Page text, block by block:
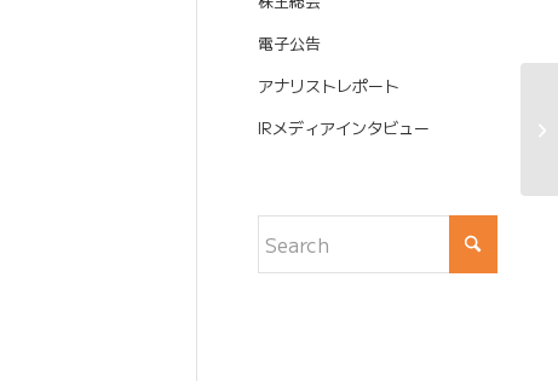
電子公告
アナリストレポート
IRメディアインタビュー